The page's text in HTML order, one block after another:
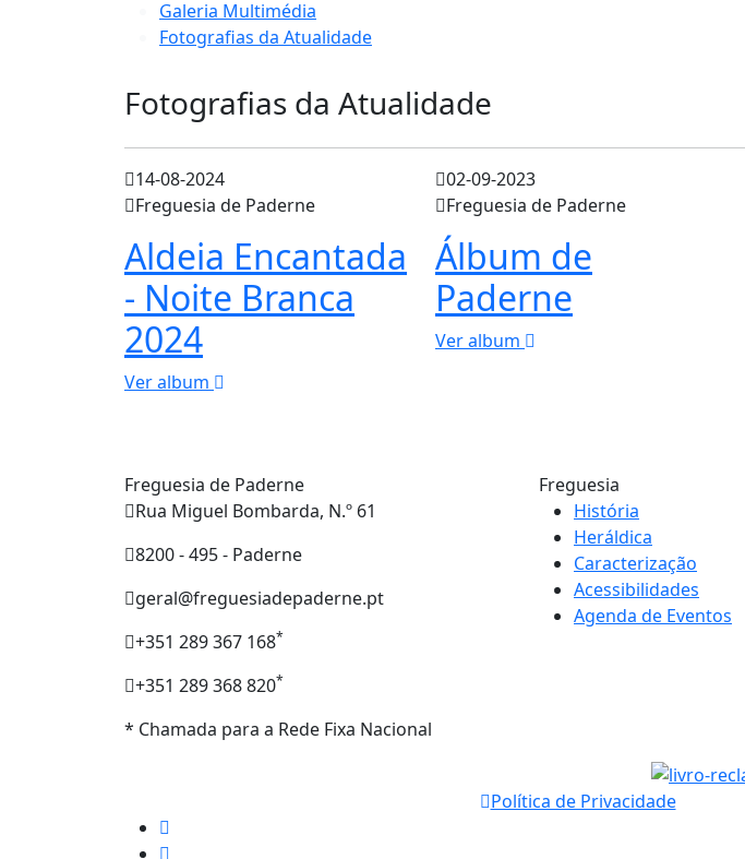
Galeria Multimédia
Fotografias da Atualidade
Fotografias da Atualidade
14-08-2024
Freguesia de Paderne
Aldeia Encantada
- Noite Branca
2024
Ver album
02-09-2023
Freguesia de Paderne
Álbum de
Paderne
Ver album
Freguesia de Paderne
Rua Miguel Bombarda, N.º 61
8200 - 495 - Paderne
geral@freguesiadepaderne.pt
+351 289 367 168*
+351 289 368 820*
* Chamada para a Rede Fixa Nacional
Freguesia
História
Heráldica
Caracterização
Acessibilidades
Agenda de Eventos
Política de Privacidade